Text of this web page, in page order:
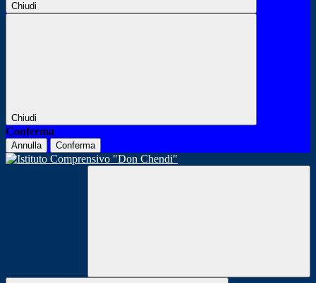
Chiudi
Chiudi
Conferma
Annulla Conferma